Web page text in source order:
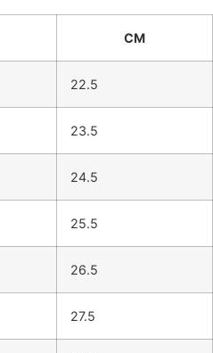
CM
22.5
23.5
24.5
25.5
26.5
27.5